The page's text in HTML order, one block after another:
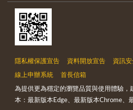
隱私權保護宣告 資料開放宣告 資訊
線上申辦系統 首長信箱
為提供更為穩定的瀏覽品質與使用體驗，
本：最新版本Edge、最新版本Chrome、